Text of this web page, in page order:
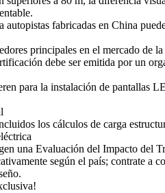
autopistas fabricadas en China
principales en el mercado de
debe ser emitida por un
para la instalación de pantallas
los cálculos de carga
una Evaluación del Impacto del
según el país; contrate a